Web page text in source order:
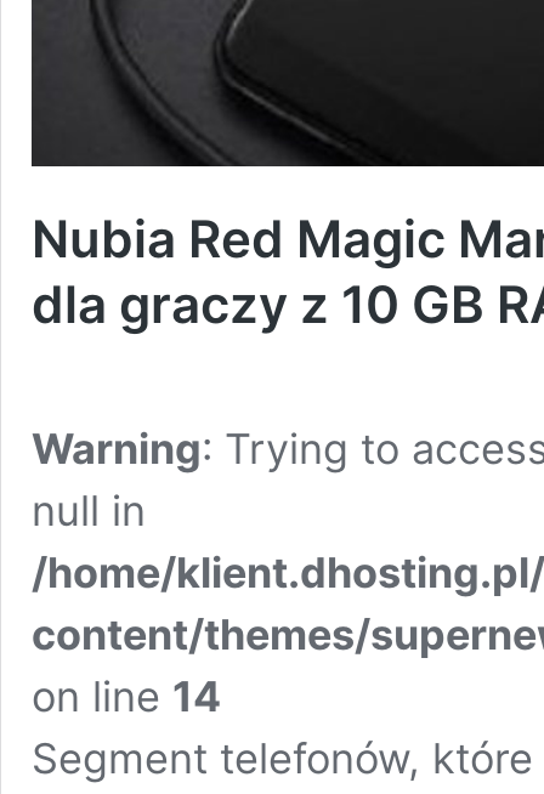
Nubia Red Magic
dla graczy z 10 GB
Warning: Trying to
null in
/home/
content/themes/
on line 14
Segment telefonów,